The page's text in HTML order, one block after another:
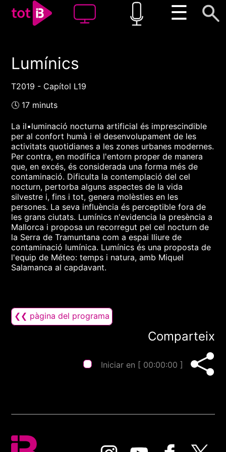
☰
00:00 00:00
1x
Lumínics
T2019 - Capítol L19
🕓 17 minuts
La il•luminació nocturna artificial és imprescindible
per al confort humà i el desenvolupament de les
activitats quotidianes a les zones urbanes modernes.
Per contra, en modifica l'entorn proper de manera
que, en excés, és considerada una forma més de
contaminació. Dificulta la contemplació del cel
nocturn, pertorba alguns aspectes de la vida
silvestre i, fins i tot, genera molèsties en les
persones. La seva influència és perceptible fora de
les grans ciutats. Lumínics n'evidencia la presència a
Mallorca i proposa un recorregut pel cel nocturn de
la Serra de Tramuntana com a espai lliure de
contaminació lumínica. Lumínics és una proposta de
l'equip de Méteo: temps i natura, amb Miquel
Salamanca al capdavant.
❮❮ pàgina del programa
Comparteix
Iniciar en [ 00:00:00 ]